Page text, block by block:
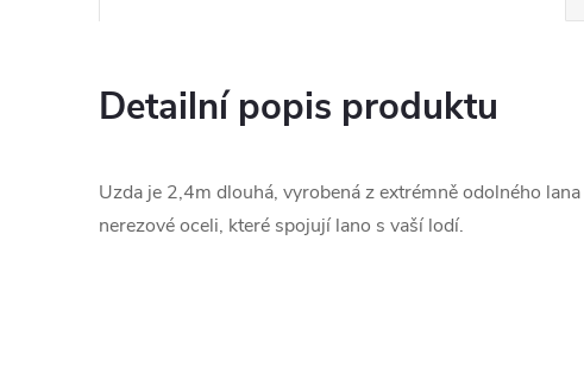
Detailní popis produktu
Uzda je 2,4m dlouhá, vyrobená z extrémně odolného
nerezové oceli, které spojují lano s vaší lodí.